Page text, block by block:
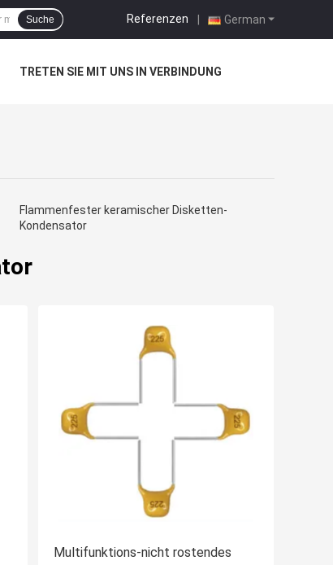
German
Referenzen |
Suche
TRETEN SIE MIT UNS IN VERBINDUNG
Flammenfester keramischer Disketten-
Kondensator
Multifunktions-nicht rostendes